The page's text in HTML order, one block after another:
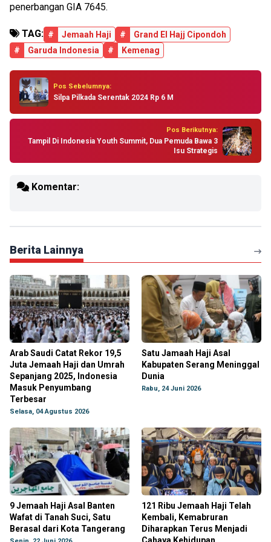
penerbangan GIA 7645.
TAG: # Jemaah Haji #
Grand El Hajj Cipondoh
#
Garuda Indonesia # Kemenag
Pos Sebelumnya:
Silpa Pilkada Serentak 2024 Rp 6 M
Pos Berikutnya:
Tampil Di Indonesia Youth Summit, Dua Pemuda Bawa 3
Isu Strategis
Komentar:
Berita Lainnya
Arab Saudi Catat Rekor 19,5
Juta Jemaah Haji dan Umrah
Sepanjang 2025, Indonesia
Masuk Penyumbang
Terbesar
Selasa, 04 Agustus 2026
Satu Jamaah Haji Asal
Kabupaten Serang Meninggal
Dunia
Rabu, 24 Juni 2026
9 Jemaah Haji Asal Banten
Wafat di Tanah Suci, Satu
Berasal dari Kota Tangerang
121 Ribu Jemaah Haji Telah
Kembali, Kemabruran
Diharapkan Terus Menjadi